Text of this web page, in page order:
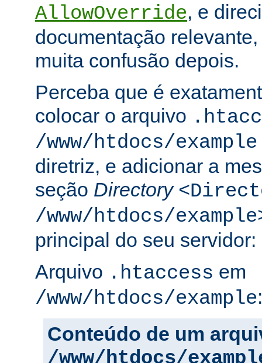
AllowOverride, e
documentação
muita confusão depois.
Perceba que é
colocar o arquivo
/www/htdocs/example
diretriz, e adicionar a
seção Directory
/www/htdocs/
principal do seu servidor:
Arquivo .htaccess em
/www/htdocs/example:
Conteúdo de um